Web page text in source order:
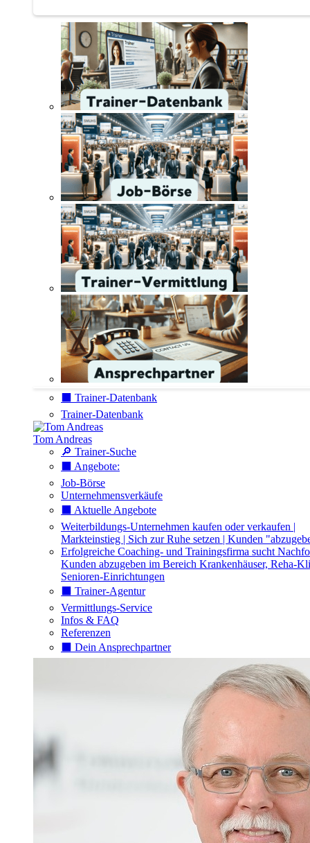
⬛️ Trainer-Datenbank
Trainer-Datenbank
Tom Andreas
🔎 Trainer-Suche
⬛️ Angebote:
Job-Börse
Unternehmensverkäufe
⬛️ Aktuelle Angebote
Weiterbildungs-Unternehmen kaufen oder verkaufen |
Markteinstieg | Sich zur Ruhe setzen | Kunden
Erfolgreiche Coaching- und Trainingsfirma sucht
Kunden abzugeben im Bereich Krankenhäuser, Reha-
Senioren-Einrichtungen
⬛️ Trainer-Agentur
Vermittlungs-Service
Infos & FAQ
Referenzen
⬛️ Dein Ansprechpartner